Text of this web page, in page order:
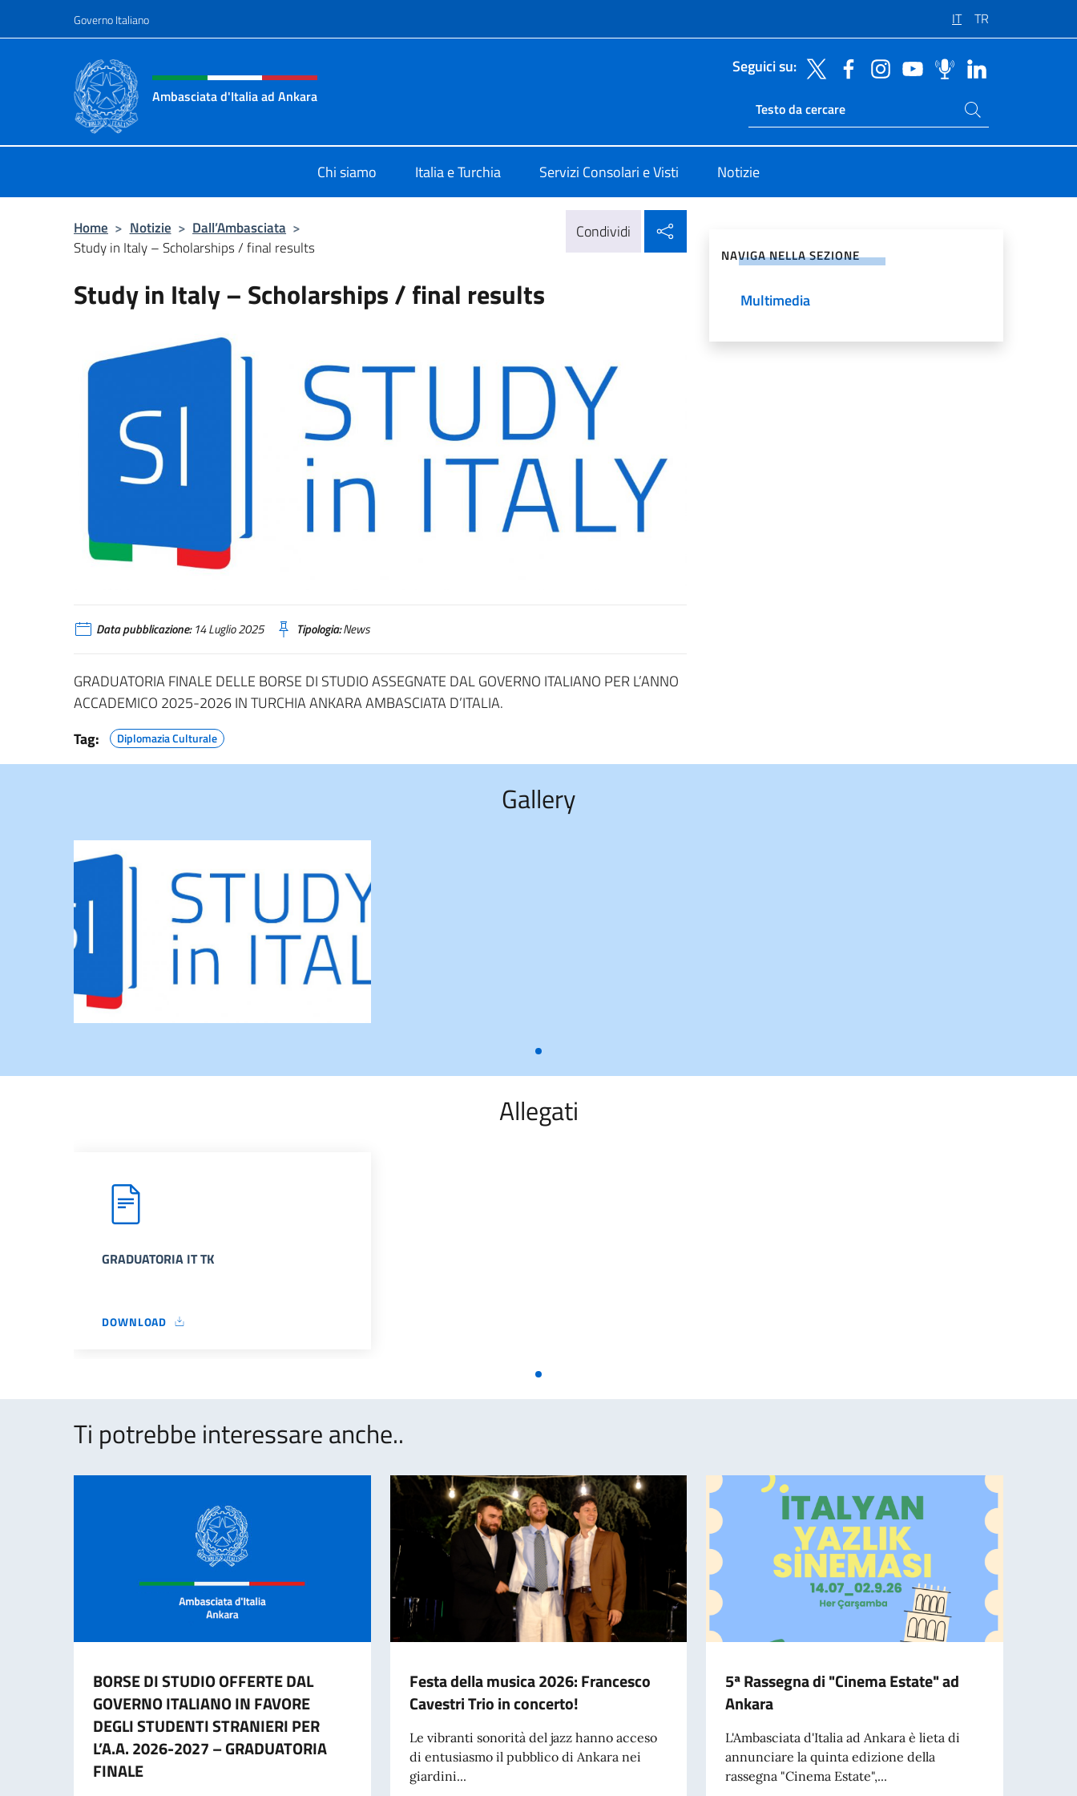
Governo Italiano IT TR
Intestazione sito, social e menù
Ambasciata d'Italia ad Ankara
Seguici su:
Ricerca sito live
Cerca nel sito
Chi siamo Italia e Turchia Servizi Consolari e Visti Notizie
Home > Notizie > Dall’Ambasciata >
Study in Italy – Scholarships / final results
Condividi
Study in Italy – Scholarships / final results
Data pubblicazione:14 Luglio 2025 Tipologia:News
GRADUATORIA FINALE DELLE BORSE DI STUDIO ASSEGNATE DAL GOVERNO ITALIANO PER L’ANNO
ACCADEMICO 2025-2026 IN TURCHIA ANKARA AMBASCIATA D’ITALIA.
Tag:
Diplomazia Culturale
NAVIGA NELLA SEZIONE
Multimedia
Gallery
Allegati
GRADUATORIA IT TK
DOWNLOAD
GRADUATORIA IT TK
Ti potrebbe interessare anche..
BORSE DI STUDIO OFFERTE DAL
GOVERNO ITALIANO IN FAVORE
DEGLI STUDENTI STRANIERI PER
L’A.A. 2026-2027 – GRADUATORIA
FINALE
Festa della musica 2026: Francesco
Cavestri Trio in concerto!
Le vibranti sonorità del jazz hanno acceso
di entusiasmo il pubblico di Ankara nei
giardini...
5ª Rassegna di "Cinema Estate" ad
Ankara
L'Ambasciata d'Italia ad Ankara è lieta di
annunciare la quinta edizione della
rassegna "Cinema Estate",...